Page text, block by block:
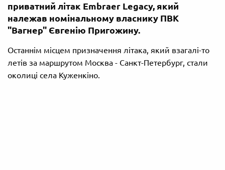
приватний літак Embraer Legacy, який
належав номінальному власнику ПВК
"Вагнер" Євгенію Пригожину.
Останнім місцем призначення літака, який взагалі-то
летів за маршрутом Москва - Санкт-Петербург, стали
околиці села Куженкіно.